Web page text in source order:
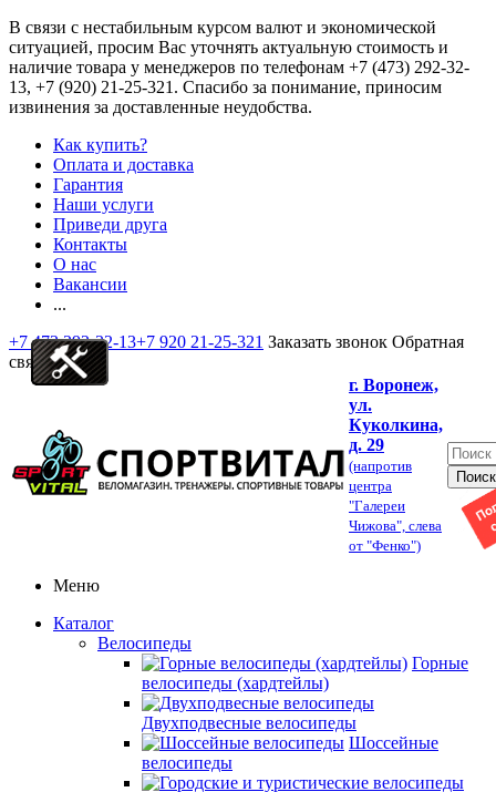
В связи с нестабильным курсом валют и экономической
ситуацией, просим Вас уточнять актуальную стоимость и
наличие товара у менеджеров по телефонам +7 (473) 292-32-
13, +7 (920) 21-25-321 . Спасибо за понимание, приносим
извинения за доставленные неудобства.
Как купить?
Оплата и доставка
Гарантия
Наши услуги
Приведи друга
Контакты
О нас
Вакансии
...
+7 473 292-32-13+7 920 21-25-321 Заказать звонок Обратная
связь
г. Воронеж,
ул.
Куколкина,
д. 29
(напротив
центра
"Галереи
Чижова", слева
от "Фенко")
Меню
Каталог
Велосипеды
Горные
велосипеды (хардтейлы)
Двухподвесные велосипеды
Шоссейные
велосипеды